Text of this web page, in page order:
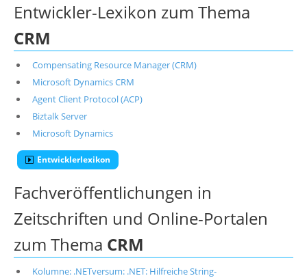
Entwickler-Lexikon zum Thema
CRM
Compensating Resource Manager (CRM)
Microsoft Dynamics CRM
Agent Client Protocol (ACP)
Biztalk Server
Microsoft Dynamics
Entwicklerlexikon
Fachveröffentlichungen in
Zeitschriften und Online-Portalen
zum Thema CRM
Kolumne: .NETversum: .NET: Hilfreiche String-